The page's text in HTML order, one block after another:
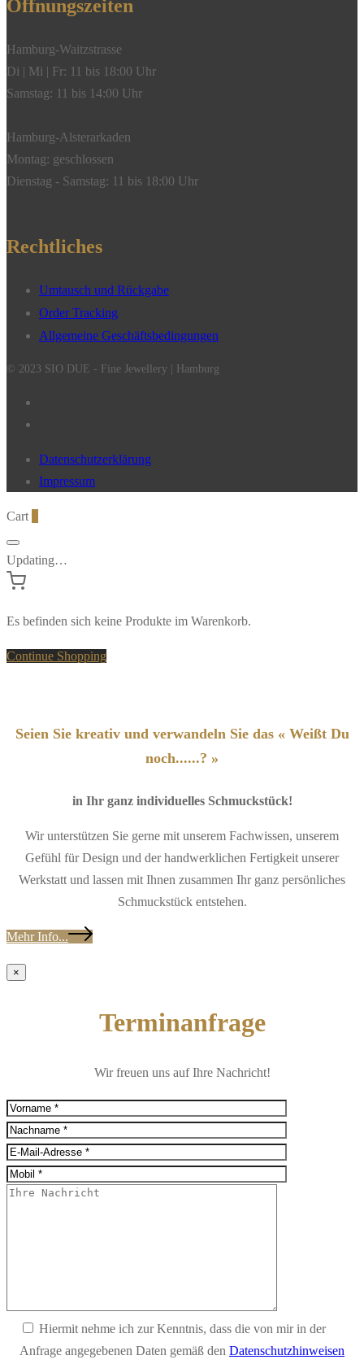
Öffnungszeiten
Hamburg-Waitzstrasse
Di | Mi | Fr: 11 bis 18:00 Uhr
Samstag: 11 bis 14:00 Uhr
Hamburg-Alsterarkaden
Montag: geschlossen
Dienstag - Samstag: 11 bis 18:00 Uhr
Rechtliches
Umtausch und Rückgabe
Order Tracking
Allgemeine Geschäftsbedingungen
© 2023 SIO DUE - Fine Jewellery | Hamburg
Datenschutzerklärung
Impressum
Cart
Updating…
Es befinden sich keine Produkte im Warenkorb.
Continue Shopping
Seien Sie kreativ und verwandeln Sie das « Weißt Du
noch......? »
in Ihr ganz individuelles Schmuckstück!
Wir unterstützen Sie gerne mit unserem Fachwissen, unserem
Gefühl für Design und der handwerklichen Fertigkeit unserer
Werkstatt und lassen mit Ihnen zusammen Ihr ganz persönliches
Schmuckstück entstehen.
Mehr Info...
×
Terminanfrage
Wir freuen uns auf Ihre Nachricht!
Hiermit nehme ich zur Kenntnis, dass die von mir in der
Anfrage angegebenen Daten gemäß den Datenschutzhinweisen